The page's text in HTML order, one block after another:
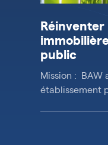
public
Mission : BAW
établissement